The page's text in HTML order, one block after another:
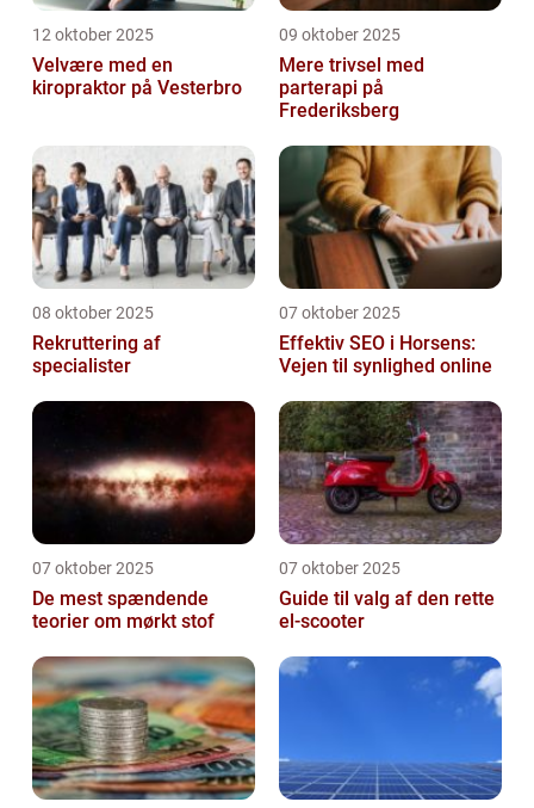
12 oktober 2025
Velvære med en
kiropraktor på Vesterbro
09 oktober 2025
Mere trivsel med
parterapi på
Frederiksberg
08 oktober 2025
Rekruttering af
specialister
07 oktober 2025
Effektiv SEO i Horsens:
Vejen til synlighed online
07 oktober 2025
De mest spændende
teorier om mørkt stof
07 oktober 2025
Guide til valg af den rette
el-scooter